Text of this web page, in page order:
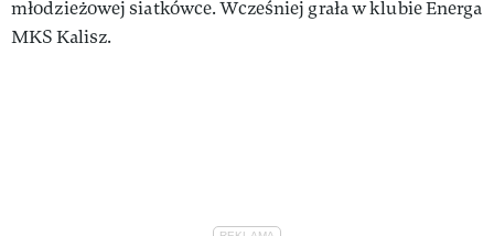
młodzieżowej siatkówce. Wcześniej grała w klubie Energa
MKS Kalisz.